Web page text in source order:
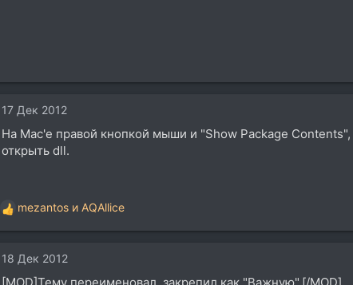
17 Дек 2012
На Mac'е правой кнопкой мыши и "Show Package
открыть dll.
Р
е
к
ц
mezantos и AQAllice
18 Дек 2012